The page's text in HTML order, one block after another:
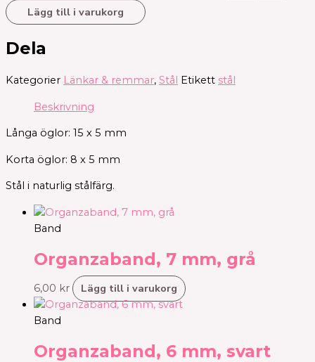
Lägg till i varukorg
Dela
Kategorier Länkar & remmar, Stål Etikett stål
Beskrivning
Långa öglor: 15 x 5 mm
Korta öglor: 8 x 5 mm
Stål i naturlig stålfärg.
Band
Organzaband, 7 mm, grå
6,00 kr Lägg till i varukorg
Band
Organzaband, 6 mm, svart